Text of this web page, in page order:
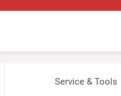
Service & Tools